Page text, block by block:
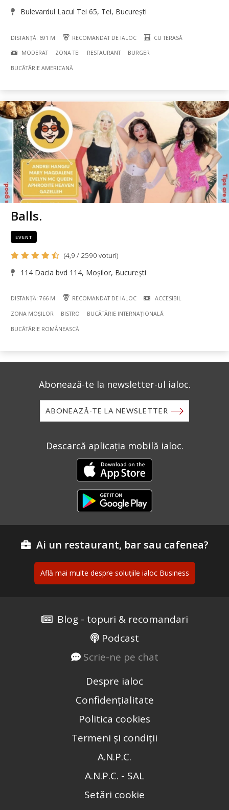
Bulevardul Lacul Tei 65, Tei, București
DISTANȚĂ: 691 M RECOMANDAT DE IALOC CU TERASĂ
MODERAT ZONA TEI RESTAURANT BURGER
BUCÃTÃRIE AMERICANĂ
Balls.
EVENT
(4,9 / 2590 voturi)
114 Dacia bvd 114, Moșilor, București
DISTANȚĂ: 766 M RECOMANDAT DE IALOC ACCESIBIL
ZONA MOȘILOR BISTRO BUCÃTÃRIE INTERNAȚIONALĂ
BUCÃTÃRIE ROMÂNEASCĂ
Abonează-te la newsletter-ul ialoc.
ABONEAZĂ-TE LA NEWSLETTER
Descarcă aplicația mobilă ialoc.
Ai un restaurant, bar sau cafenea?
Află mai multe despre soluțiile ialoc Business
Blog - topuri & recomandari
Podcast
Scrie-ne pe chat
Despre ialoc
Confidențialitate
Politica cookies
Termeni și condiții
A.N.P.C.
A.N.P.C. - SAL
Setări cookie